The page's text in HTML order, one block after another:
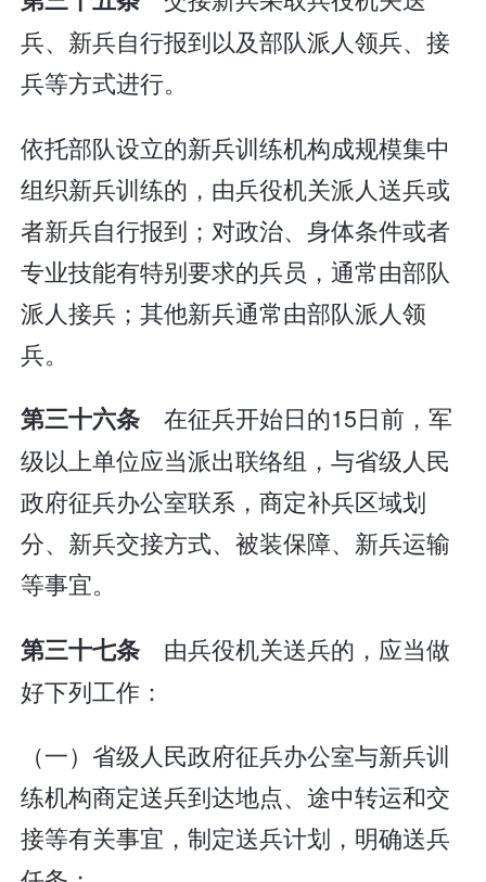
兵、新兵自行报到以及部队派人领兵、接
兵等方式进行。
依托部队设立的新兵训练机构成规模集中
组织新兵训练的，由兵役机关派人送兵或
者新兵自行报到；对政治、身体条件或者
专业技能有特别要求的兵员，通常由部队
派人接兵；其他新兵通常由部队派人领
兵。
第三十六条 在征兵开始日的15日前，军
级以上单位应当派出联络组，与省级人民
政府征兵办公室联系，商定补兵区域划
分、新兵交接方式、被装保障、新兵运输
等事宜。
第三十七条 由兵役机关送兵的，应当做
好下列工作：
（一）省级人民政府征兵办公室与新兵训
练机构商定送兵到达地点、途中转运和交
接等有关事宜，制定送兵计划，明确送兵